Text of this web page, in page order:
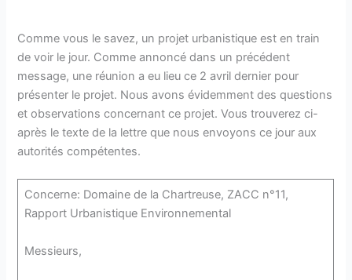
Comme vous le savez, un projet urbanistique est en train
de voir le jour. Comme annoncé dans un précédent
message, une réunion a eu lieu ce 2 avril dernier pour
présenter le projet. Nous avons évidemment des questions
et observations concernant ce projet. Vous trouverez ci-
après le texte de la lettre que nous envoyons ce jour aux
autorités compétentes.
Concerne: Domaine de la Chartreuse, ZACC n°11,
Rapport Urbanistique Environnemental
Messieurs,